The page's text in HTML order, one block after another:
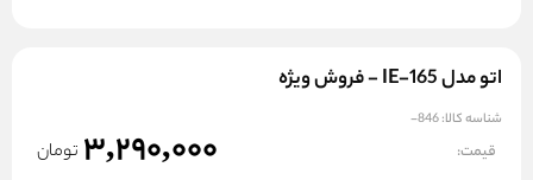
اتو مدل IE-165 - فروش ویژه
شناسه کالا:846-
قیمت: 3,290,000 تومان